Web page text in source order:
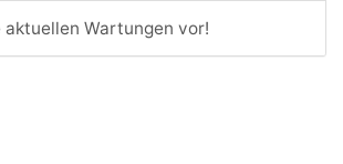
aktuellen Wartungen vor!